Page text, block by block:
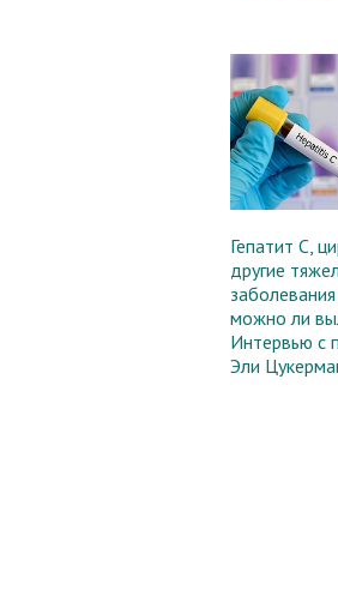
Гепатит С,
другие
можно ли
Интервью с
Эли